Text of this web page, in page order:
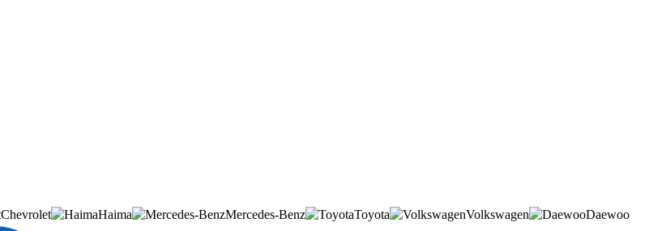
Chevrolet Haima Mercedes-Benz Toyota Volkswagen Daewoo